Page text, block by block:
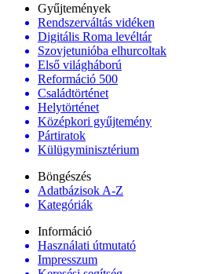
Gyűjtemények
Rendszerváltás vidéken
Digitális Roma levéltár
Szovjetunióba elhurcoltak
Első világháború
Reformáció 500
Családtörténet
Helytörténet
Középkori gyűjtemény
Pártiratok
Külügyminisztérium
Böngészés
Adatbázisok A-Z
Kategóriák
Információ
Használati útmutató
Impresszum